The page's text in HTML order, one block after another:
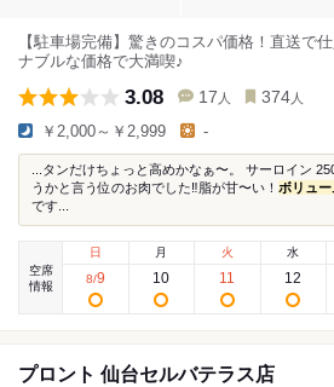
【駐車場完備】驚きのコスパ価格！直送で
ナブルな価格で大満喫♪
3.08 17 人 374 人
￥2,000～￥2,999 -
...タンだけちょっと高めかなぁ〜。 サーロイン
うかと言う位のお肉でした‼️脂が甘〜い！ ボリュー
です...
空席
情報
日
8/9
月
10
火
11
水
12
プロント 仙台セルバテラス店